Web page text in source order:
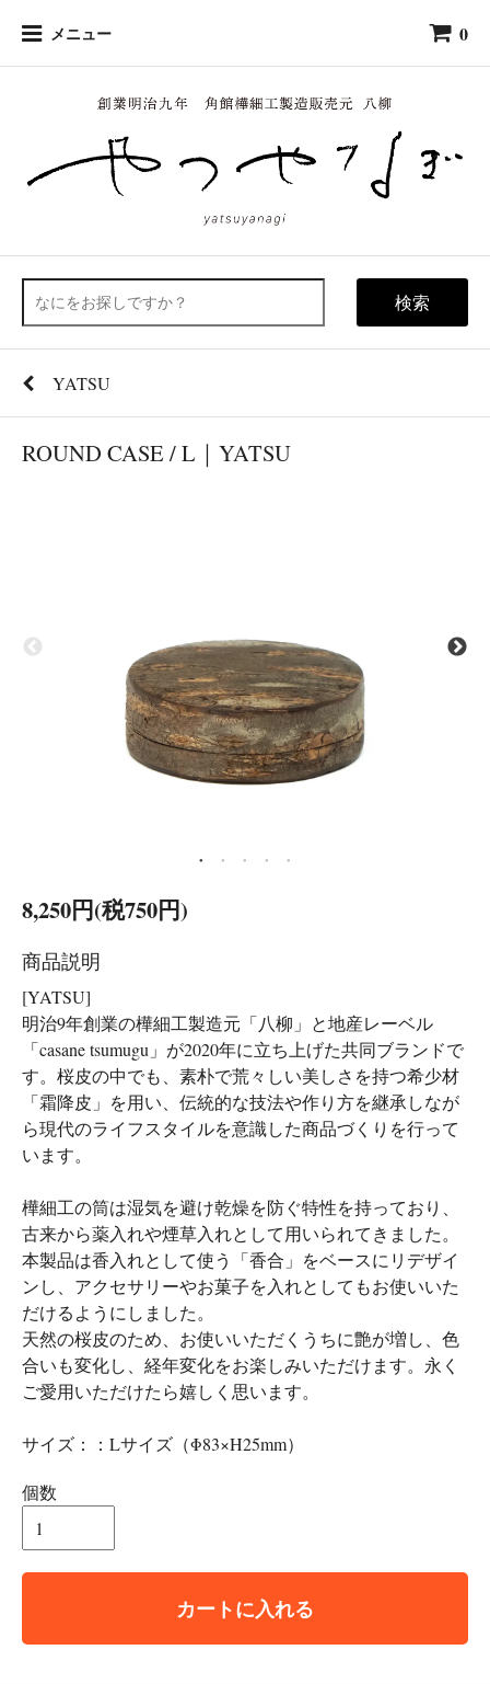
メニュー 0
検索
YATSU
ROUND CASE / L｜YATSU
8,250円(税750円)
商品説明
[YATSU]
明治9年創業の樺細工製造元「八柳」と地産レーベル
「casane tsumugu」が2020年に立ち上げた共同ブランドで
す。桜皮の中でも、素朴で荒々しい美しさを持つ希少材
「霜降皮」を用い、伝統的な技法や作り方を継承しなが
ら現代のライフスタイルを意識した商品づくりを行って
います。
樺細工の筒は湿気を避け乾燥を防ぐ特性を持っており、
古来から薬入れや煙草入れとして用いられてきました。
本製品は香入れとして使う「香合」をベースにリデザイ
ンし、アクセサリーやお菓子を入れとしてもお使いいた
だけるようにしました。
天然の桜皮のため、お使いいただくうちに艶が増し、色
合いも変化し、経年変化をお楽しみいただけます。永く
ご愛用いただけたら嬉しく思います。
サイズ：：Lサイズ（Φ83×H25mm）
個数
カートに入れる